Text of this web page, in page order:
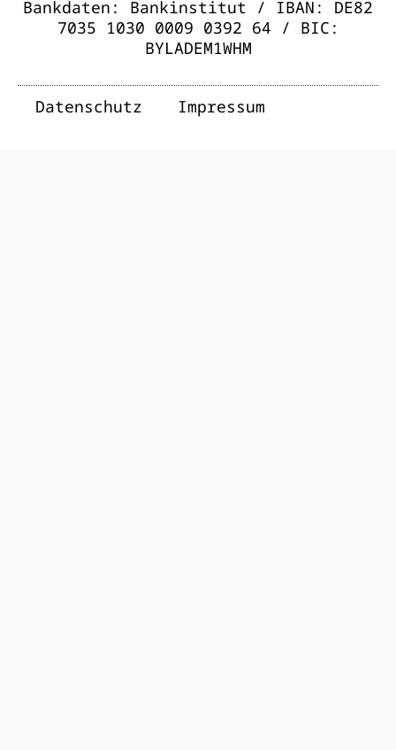
Bankdaten: Bankinstitut / IBAN: DE82
7035 1030 0009 0392 64 / BIC:
BYLADEM1WHM
Datenschutz Impressum